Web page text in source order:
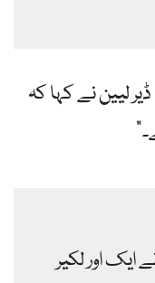
لیین نے کہا کہ
اور لکیر